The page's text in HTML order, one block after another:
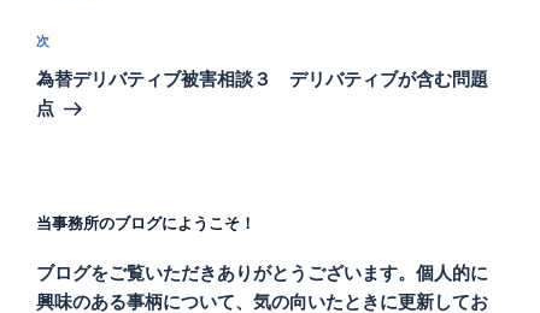
ゲ
ー
シ
稿
次
の
投
次
為替デリバティブ被害相談３ デリバティブが含む問題
点
当事務所のブログにようこそ！
ブログをご覧いただきありがとうございます。個人的に
興味のある事柄について、気の向いたときに更新してお